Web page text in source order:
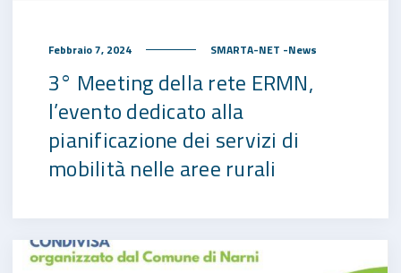
Febbraio 7, 2024 SMARTA-NET -News
3° Meeting della rete ERMN,
l’evento dedicato alla
pianificazione dei servizi di
mobilità nelle aree rurali